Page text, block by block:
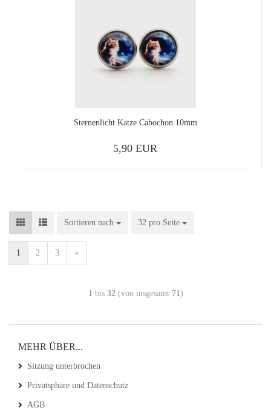
Sternenlicht Katze Cabochon 10mm
5,90 EUR
Sortieren nach 32 pro Seite
1 2 3 »
1 bis 32(von insgesamt 71)
MEHR ÜBER...
Sitzung unterbrochen
Privatsphäre und Datenschutz
AGB